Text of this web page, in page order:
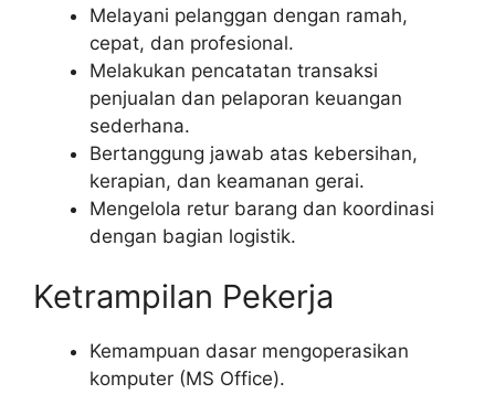
Melayani pelanggan dengan ramah,
cepat, dan profesional.
Melakukan pencatatan transaksi
penjualan dan pelaporan keuangan
sederhana.
Bertanggung jawab atas kebersihan,
kerapian, dan keamanan gerai.
Mengelola retur barang dan koordinasi
dengan bagian logistik.
Ketrampilan Pekerja
Kemampuan dasar mengoperasikan
komputer (MS Office).